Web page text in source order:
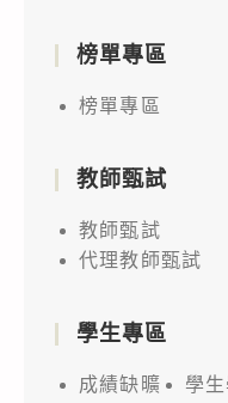
辦
色
學
『犇
向
續』
合
榜單專區
榜單專區
教師甄試
教師甄試
代理教師甄試
學生專區
成績缺曠
學